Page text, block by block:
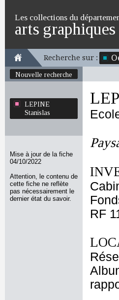
Les collections du
arts graphiques
Recherche sur :
Nouvelle recherche
LEPINE
Stanislas
Mise à jour de la fiche
04/10/2022
Attention, le contenu de
cette fiche ne reflète
pas nécessairement le
dernier état du savoir.
RF